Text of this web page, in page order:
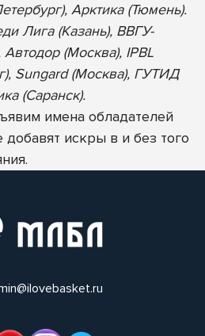
Арктика (Тюмень).
Лига (Казань), ВВГУ-
(Москва), IPBL
Sungard (Москва), ГУТИД
(Саранск).
имена обладателей
искры в и без того